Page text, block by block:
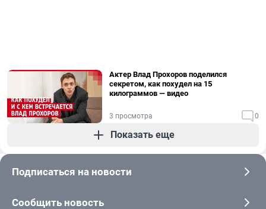
Актер Влад Прохоров поделился
секретом, как похудел на 15
килограммов — видео
3 просмотра 0
Показать еще
Подписаться на новости
Сообщить новость